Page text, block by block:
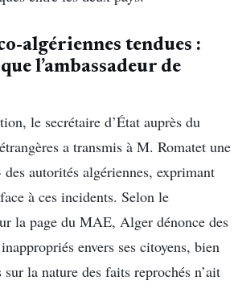
algériennes tendues :
l’ambassadeur de
le secrétaire d’État auprès du
a transmis à M. Romatet une
autorités algériennes, exprimant
à ces incidents. Selon le
la page du MAE, Alger dénonce des
envers ses citoyens, bien
la nature des faits reprochés n’ait